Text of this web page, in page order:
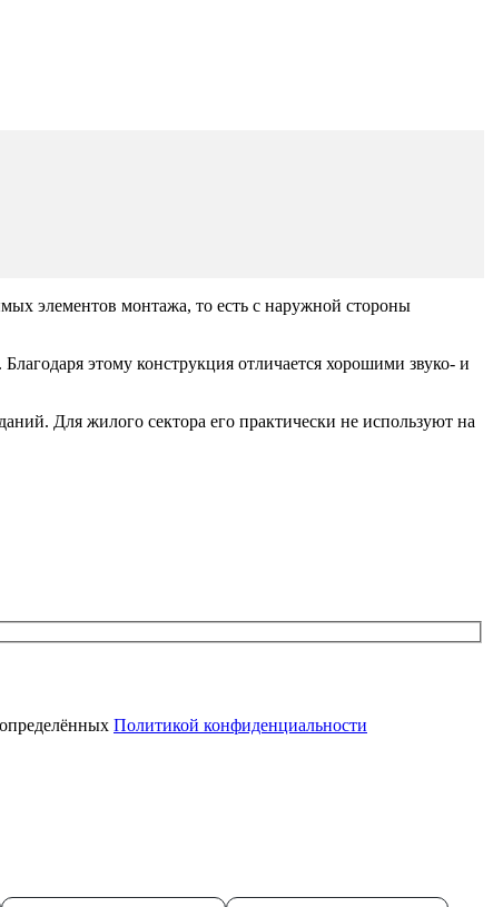
элементов монтажа, то есть с наружной стороны
этому конструкция отличается хорошими звуко- и
Для жилого сектора его практически не используют на
Политикой конфиденциальности